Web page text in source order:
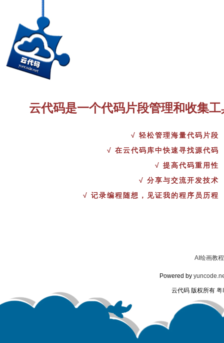
云代码是一个代码片段管理和收集工
√ 轻松管理海量代码片段
√ 在云代码库中快速寻找源代码
√ 提高代码重用性
√ 分享与交流开发技术
√ 记录编程随想，见证我的程序员历程
AI绘画教程
Powered by
云代码 版权所有 粤